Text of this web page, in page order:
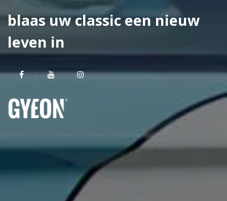
blaas uw classic een nieuw
leven in